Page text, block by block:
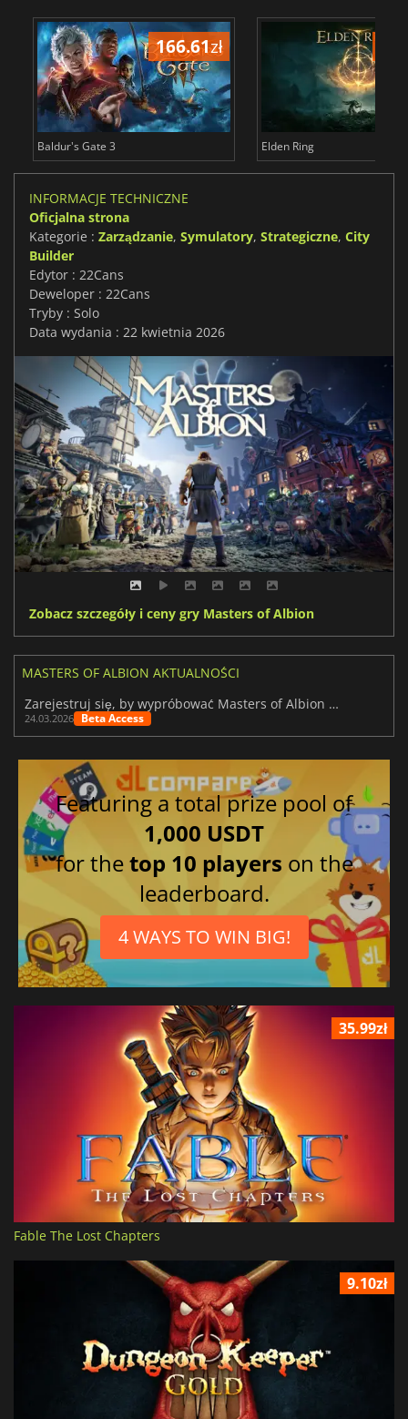
166.61zł
Baldur's Gate 3 Elden Ring
INFORMACJE TECHNICZNE
Oficjalna strona
Kategorie : Zarządzanie, Symulatory, Strategiczne, City
Builder
Edytor : 22Cans
Deweloper : 22Cans
Tryby : Solo
Data wydania : 22 kwietnia 2026
Zobacz szczegóły i ceny gry Masters of Albion
MASTERS OF ALBION AKTUALNOŚCI
Zarejestruj się, by wypróbować Masters of Albion przed wczesnym dostępem
24.03.2026 Beta Access
Featuring a total prize pool of
1,000 USDT
for thetop 10 players on the
leaderboard.
4 WAYS TO WIN BIG!
35.99zł
Fable The Lost Chapters
9.10zł